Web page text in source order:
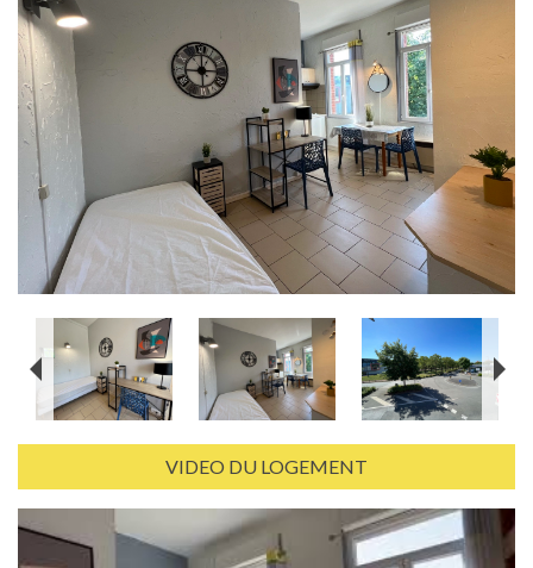
VIDEO DU LOGEMENT